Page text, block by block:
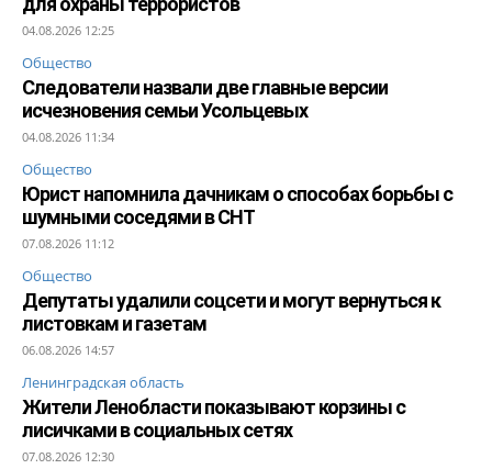
04.08.2026 12:25
Общество
Следователи назвали две главные версии
исчезновения семьи Усольцевых
04.08.2026 11:34
Общество
Юрист напомнила дачникам о способах борьбы с
шумными соседями в СНТ
07.08.2026 11:12
Общество
Депутаты удалили соцсети и могут вернуться к
листовкам и газетам
06.08.2026 14:57
Ленинградская область
Жители Ленобласти показывают корзины с
лисичками в социальных сетях
07.08.2026 12:30